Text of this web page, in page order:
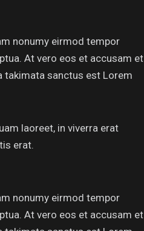
nonumy eirmod tempor
At vero eos et accusam et
takimata sanctus est Lorem
laoreet, in viverra erat
erat.
nonumy eirmod tempor
At vero eos et accusam et